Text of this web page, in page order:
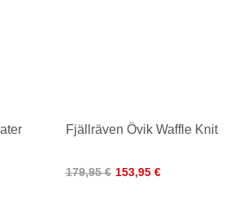
Fjällräven Övik Waffle Knit
179,95 € 153,95 €